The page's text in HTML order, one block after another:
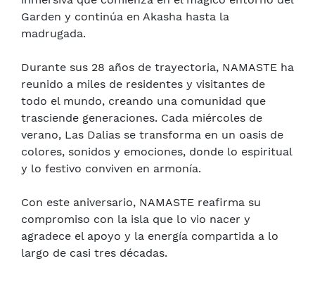
Garden y continúa en Akasha hasta la
madrugada.
Durante sus 28 años de trayectoria, NAMASTE ha
reunido a miles de residentes y visitantes de
todo el mundo, creando una comunidad que
trasciende generaciones. Cada miércoles de
verano, Las Dalias se transforma en un oasis de
colores, sonidos y emociones, donde lo espiritual
y lo festivo conviven en armonía.
Con este aniversario, NAMASTE reafirma su
compromiso con la isla que lo vio nacer y
agradece el apoyo y la energía compartida a lo
largo de casi tres décadas.